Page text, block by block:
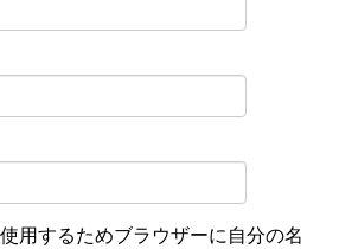
用するためブラウザーに自分の名